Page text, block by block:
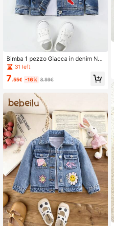
Bimba 1 pezzo Giacca in denim Nat
ale dettaglio ricamo
31 left
7.55€ -16% 8.99€